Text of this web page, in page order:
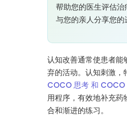
帮助您的医生评估治
与您的亲人分享您的
认知改善通常使患者能
弃的活动。认知刺激，
COCO 思考 和 COCO
用程序，有效地补充药
合和渐进的练习。